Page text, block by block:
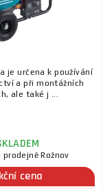
je určena k používání
a při montážních
ale také j ...
Rožnov
cena